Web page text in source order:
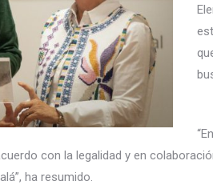
con la legalidad y en
ha resumido.